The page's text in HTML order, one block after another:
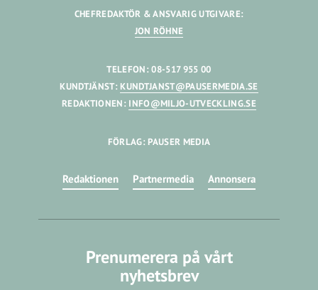
CHEFREDAKTÖR & ANSVARIG UTGIVARE:
JON RÖHNE
TELEFON: 08-517 955 00
KUNDTJÄNST: KUNDTJANST@PAUSERMEDIA.SE
REDAKTIONEN: INFO@MILJO-UTVECKLING.SE
FÖRLAG: PAUSER MEDIA
Redaktionen Partnermedia Annonsera
Prenumerera på vårt
nyhetsbrev